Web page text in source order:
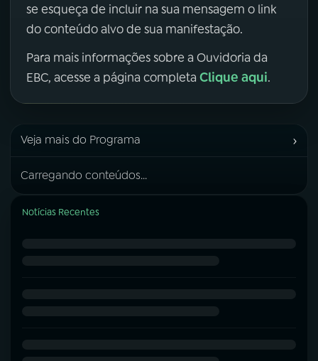
se esqueça de incluir na sua mensagem o link
do conteúdo alvo de sua manifestação.
Para mais informações sobre a Ouvidoria da
EBC, acesse a página completa Clique aqui.
Veja mais do Programa ›
Carregando conteúdos...
Notícias Recentes